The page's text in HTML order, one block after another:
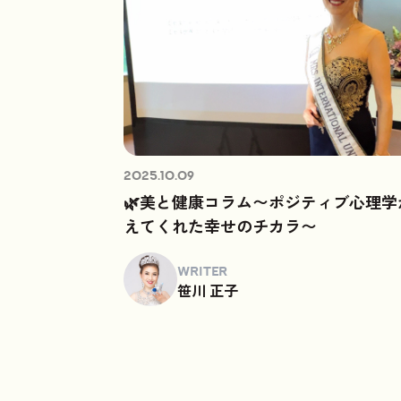
2025.10.09
🌿美と健康コラム〜ポジティブ心理
えてくれた幸せのチカラ〜
WRITER
笹川 正子